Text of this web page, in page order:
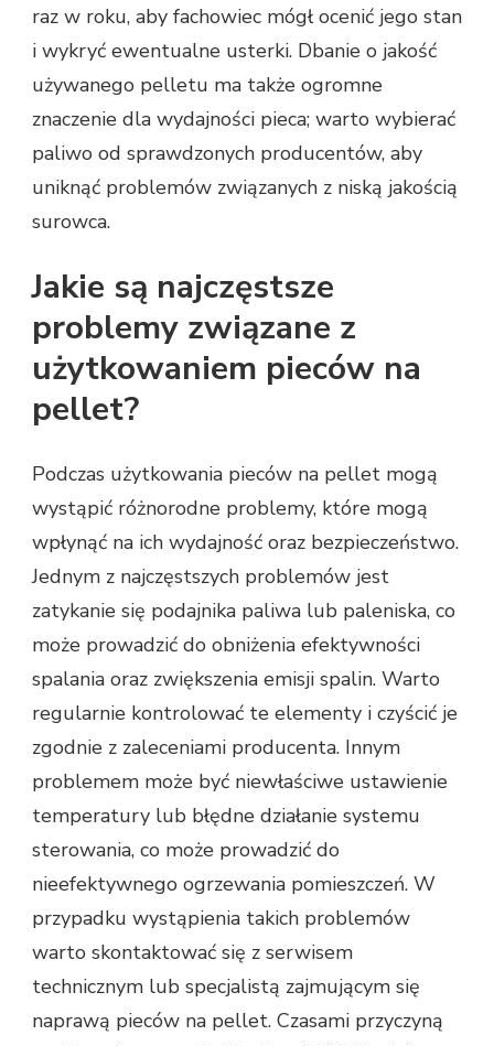
raz w roku, aby fachowiec mógł ocenić jego stan
i wykryć ewentualne usterki. Dbanie o jakość
używanego pelletu ma także ogromne
znaczenie dla wydajności pieca; warto wybierać
paliwo od sprawdzonych producentów, aby
uniknąć problemów związanych z niską jakością
surowca.
Jakie są najczęstsze
problemy związane z
użytkowaniem pieców na
pellet?
Podczas użytkowania pieców na pellet mogą
wystąpić różnorodne problemy, które mogą
wpłynąć na ich wydajność oraz bezpieczeństwo.
Jednym z najczęstszych problemów jest
zatykanie się podajnika paliwa lub paleniska, co
może prowadzić do obniżenia efektywności
spalania oraz zwiększenia emisji spalin. Warto
regularnie kontrolować te elementy i czyścić je
zgodnie z zaleceniami producenta. Innym
problemem może być niewłaściwe ustawienie
temperatury lub błędne działanie systemu
sterowania, co może prowadzić do
nieefektywnego ogrzewania pomieszczeń. W
przypadku wystąpienia takich problemów
warto skontaktować się z serwisem
technicznym lub specjalistą zajmującym się
naprawą pieców na pellet. Czasami przyczyną